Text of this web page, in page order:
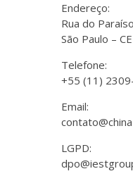
Endereço:
Rua do
São Paulo –
Telefone:
+55 (11)
Email:
LGPD: